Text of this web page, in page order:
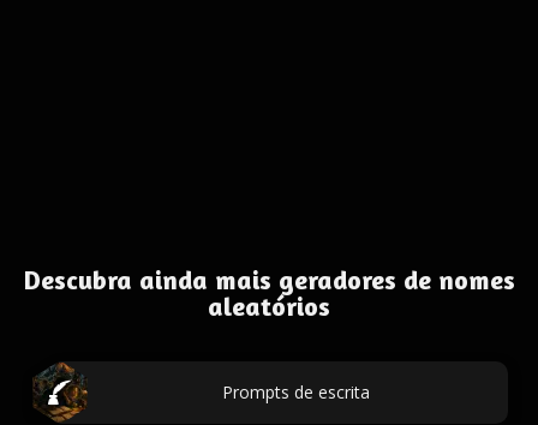
Descubra ainda mais geradores de nomes
aleatórios
Prompts de escrita